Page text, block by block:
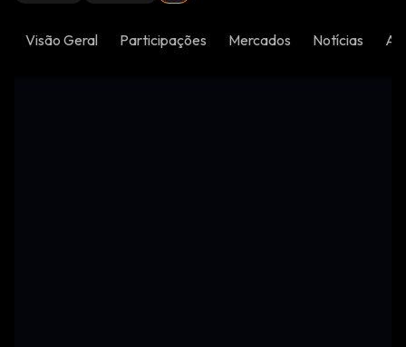
Visão Geral Participações Mercados Notícias